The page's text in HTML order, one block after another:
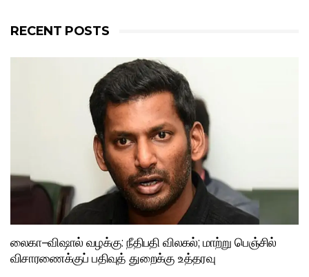
RECENT POSTS
லைகா–விஷால் வழக்கு: நீதிபதி விலகல்; மாற்று பெஞ்சில்
விசாரணைக்குப் பதிவுத் துறைக்கு உத்தரவு